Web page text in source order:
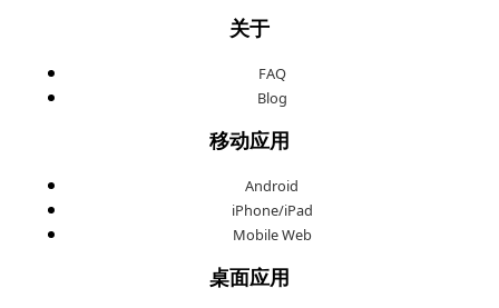
关于
FAQ
Blog
移动应用
Android
iPhone/iPad
Mobile Web
桌面应用